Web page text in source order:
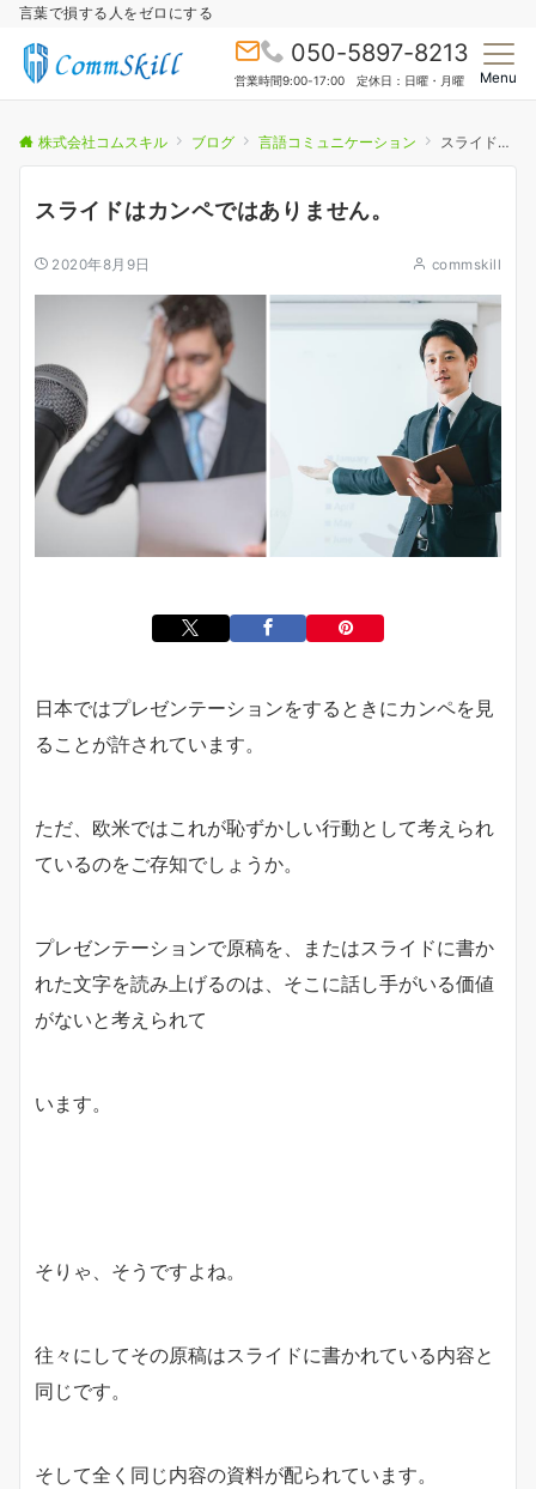
言葉で損する人をゼロにする
050-5897-8213
営業時間9:00-17:00 定休日：日曜・月曜 Menu
株式会社コムスキル ブログ 言語コミュニケーション スライドはカンペではありません。
スライドはカンペではありません。
2020年8月9日 commskill
日本ではプレゼンテーションをするときにカンペを見
ることが許されています。
ただ、欧米ではこれが恥ずかしい行動として考えられ
ているのをご存知でしょうか。
プレゼンテーションで原稿を、またはスライドに書か
れた文字を読み上げるのは、そこに話し手がいる価値
がないと考えられて
います。
そりゃ、そうですよね。
往々にしてその原稿はスライドに書かれている内容と
同じです。
そして全く同じ内容の資料が配られています。